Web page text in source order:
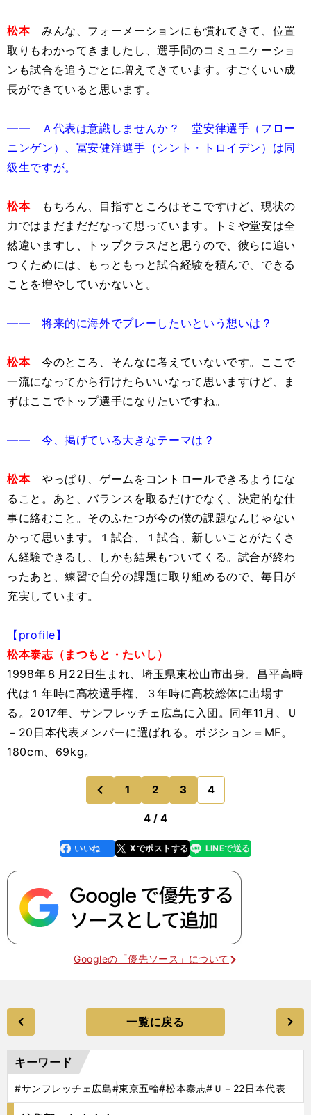
松本みんな、フォーメーションにも慣れてきて、位置
取りもわかってきましたし、選手間のコミュニケーショ
ンも試合を追うごとに増えてきています。すごくいい成
長ができていると思います。
―― Ａ代表は意識しませんか？ 堂安律選手（フロー
ニンゲン）、冨安健洋選手（シント・トロイデン）は同
級生ですが。
松本もちろん、目指すところはそこですけど、現状の
力ではまだまだだなって思っています。トミや堂安は全
然違いますし、トップクラスだと思うので、彼らに追い
つくためには、もっともっと試合経験を積んで、できる
ことを増やしていかないと。
―― 将来的に海外でプレーしたいという想いは？
松本今のところ、そんなに考えていないです。ここで
一流になってから行けたらいいなって思いますけど、ま
ずはここでトップ選手になりたいですね。
―― 今、掲げている大きなテーマは？
松本やっぱり、ゲームをコントロールできるようにな
ること。あと、バランスを取るだけでなく、決定的な仕
事に絡むこと。そのふたつが今の僕の課題なんじゃない
かって思います。１試合、１試合、新しいことがたくさ
ん経験できるし、しかも結果もついてくる。試合が終わ
ったあと、練習で自分の課題に取り組めるので、毎日が
充実しています。
【profile】
松本泰志（まつもと・たいし）
1998年８月22日生まれ、埼玉県東松山市出身。昌平高時
代は１年時に高校選手権、３年時に高校総体に出場す
る。2017年、サンフレッチェ広島に入団。同年11月、Ｕ
－20日本代表メンバーに選ばれる。ポジション＝MF。
180cm、69kg。
前
のページへ
1 2 3 4
4 / 4
faceboo
k
いいね Xでポストする
line LINEで送る
Googleの「優先ソース」について
一覧に戻る
キーワード
#サンフレッチェ広島#東京五輪#松本泰志#Ｕ－22日本代表